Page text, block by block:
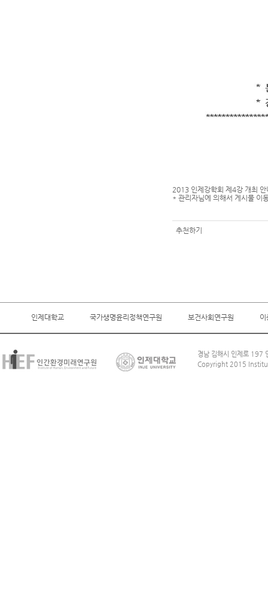
2013 인제강학회 제4강 개최
* 관리자님에 의해서 게시물
추천하기
인제대학교 국가생명윤리정책연구원 보건사회연구원 이
경남 김해시 인제로
Copyright 2015